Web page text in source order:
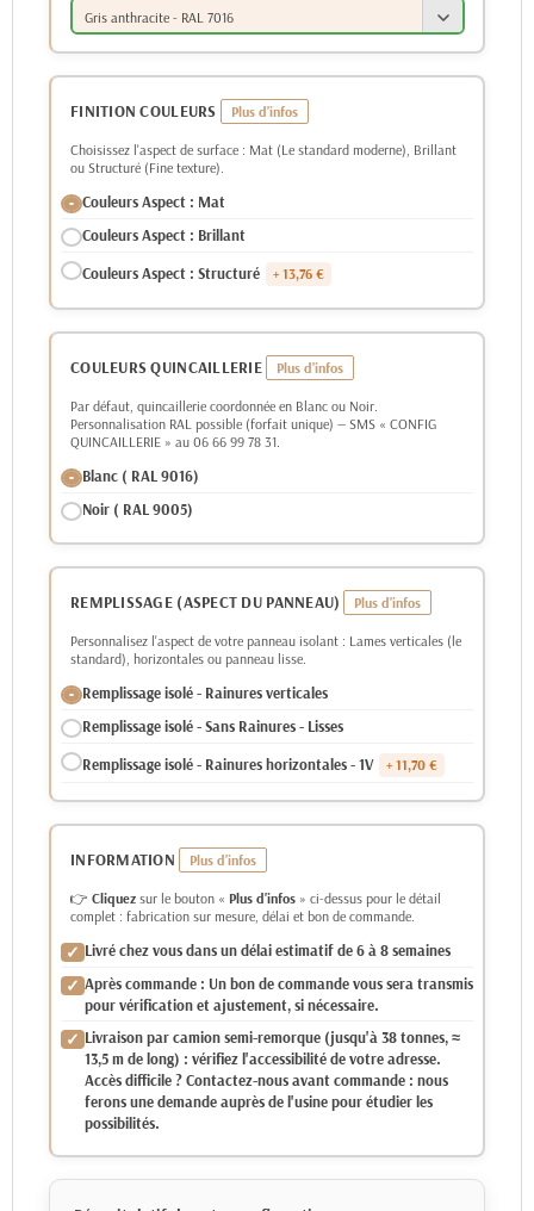
Gris anthracite - RAL 7016
FINITION COULEURS
Choisissez l'aspect de surface : Mat (Le standard moderne), Brillant
ou Structuré (Fine texture).
Couleurs Aspect : Mat
Couleurs Aspect : Brillant
Couleurs Aspect : Structuré
+ 13,76 €
COULEURS QUINCAILLERIE
Par défaut, quincaillerie coordonnée en Blanc ou Noir.
Personnalisation RAL possible (forfait unique) — SMS « CONFIG
QUINCAILLERIE » au 06 66 99 78 31.
Blanc ( RAL 9016)
Noir ( RAL 9005)
REMPLISSAGE (ASPECT DU PANNEAU)
Personnalisez l'aspect de votre panneau isolant : Lames verticales (le
standard), horizontales ou panneau lisse.
Remplissage isolé - Rainures verticales
Remplissage isolé - Sans Rainures - Lisses
Remplissage isolé - Rainures horizontales - 1V
+ 11,70 €
INFORMATION
👉 Cliquez sur le bouton « Plus d'infos » ci-dessus pour le détail
complet : fabrication sur mesure, délai et bon de commande.
Livré chez vous dans un délai estimatif de 6 à 8 semaines
Après commande : Un bon de commande vous sera transmis
pour vérification et ajustement, si nécessaire.
Livraison par camion semi-remorque (jusqu'à 38 tonnes, ≈
13,5 m de long) : vérifiez l'accessibilité de votre adresse.
Accès difficile ? Contactez-nous avant commande : nous
ferons une demande auprès de l'usine pour étudier les
possibilités.